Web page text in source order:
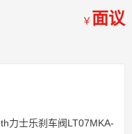
￥ 面议